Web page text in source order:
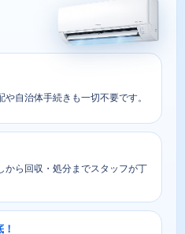
自治体手続きも一切不要です。
から回収・処分までスタッフが丁